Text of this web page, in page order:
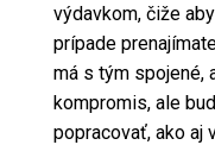
výdavkom, čiže
prípade
má s tým spojené,
kompromis, ale
popracovať, ako aj